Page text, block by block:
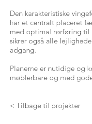
Den karakteristiske
har et centralt placeret
med optimal rørføring
sikrer også alle
adgang.
Planerne er nutidige og
møblerbare og med
< Tilbage til projekter